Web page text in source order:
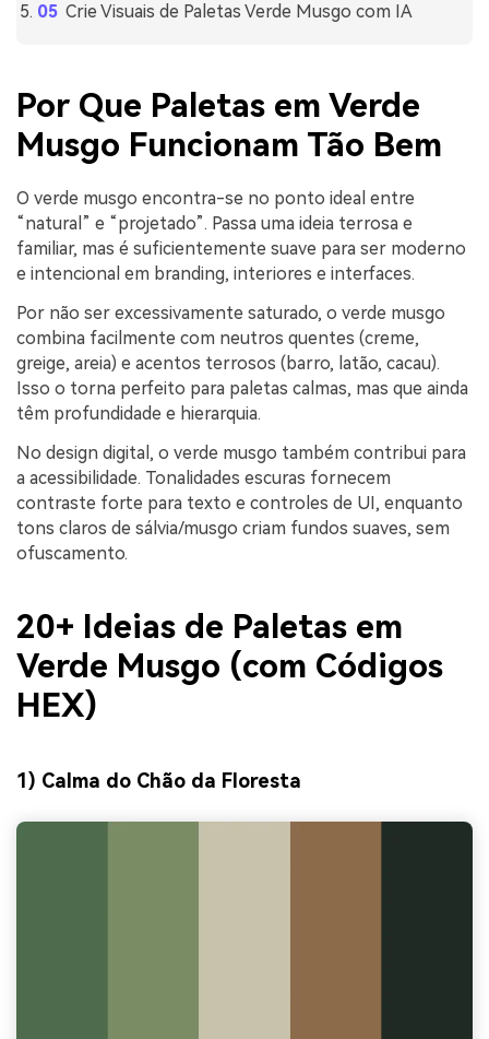
Crie Visuais de Paletas Verde Musgo com IA
Por Que Paletas em Verde
Musgo Funcionam Tão Bem
O verde musgo encontra-se no ponto ideal entre
“natural” e “projetado”. Passa uma ideia terrosa e
familiar, mas é suficientemente suave para ser moderno
e intencional em branding, interiores e interfaces.
Por não ser excessivamente saturado, o verde musgo
combina facilmente com neutros quentes (creme,
greige, areia) e acentos terrosos (barro, latão, cacau).
Isso o torna perfeito para paletas calmas, mas que ainda
têm profundidade e hierarquia.
No design digital, o verde musgo também contribui para
a acessibilidade. Tonalidades escuras fornecem
contraste forte para texto e controles de UI, enquanto
tons claros de sálvia/musgo criam fundos suaves, sem
ofuscamento.
20+ Ideias de Paletas em
Verde Musgo (com Códigos
HEX)
1) Calma do Chão da Floresta